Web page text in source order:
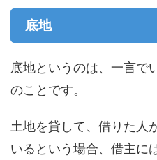
底地
底地というのは、一言で
のことです。
土地を貸して、借りた人
いるという場合、借主に